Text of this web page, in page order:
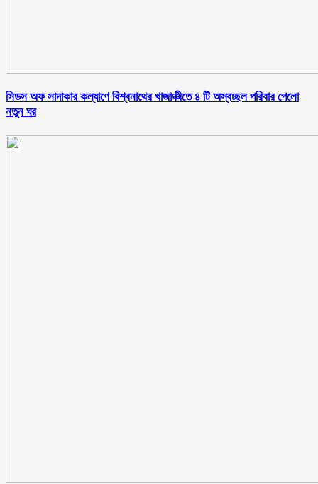
সিডস অফ সাদাকার কল্যাণে বিশ্বনাথের খাজাঞ্চীতে ৪ টি অস্বচ্ছল পরিবার পেলো
নতুন ঘর